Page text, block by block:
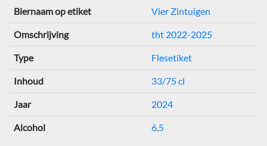
Biernaam op etiket Vier Zintuigen
Omschrijving tht 2022-2025
Type Flesetiket
Inhoud 33/75 cl
Jaar 2024
Alcohol 6,5